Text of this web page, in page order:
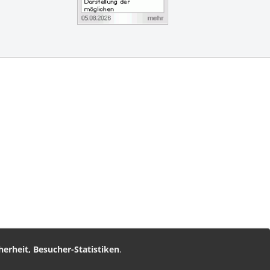
Leserservice
Besucher-Statistiken.